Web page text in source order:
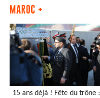
MAROC +
15 ans déjà ! Fête du trône :